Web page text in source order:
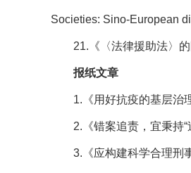
Societies: Sino-European
21.《〈法律援助法〉
报纸文章
1.《用好抗疫的基层治
2.《错案追责，宜秉持
3.《应构建科学合理刑